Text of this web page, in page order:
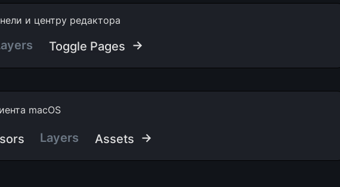
и центру редактора
Toggle Pages →
macOS
Layers Assets →